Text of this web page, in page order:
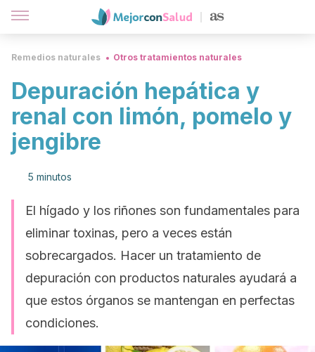
Remedios naturales Otros tratamientos naturales
Depuración hepática y
renal con limón, pomelo y
jengibre
5 minutos
El hígado y los riñones son fundamentales para
eliminar toxinas, pero a veces están
sobrecargados. Hacer un tratamiento de
depuración con productos naturales ayudará a
que estos órganos se mantengan en perfectas
condiciones.